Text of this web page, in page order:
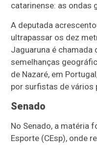
catarinense: as ondas
A deputada
ultrapassar os dez
Jaguaruna é chamada
semelhanças
de Nazaré, em
por surfistas de vários
Senado
No Senado, a matéria
Esporte (CEsp), onde